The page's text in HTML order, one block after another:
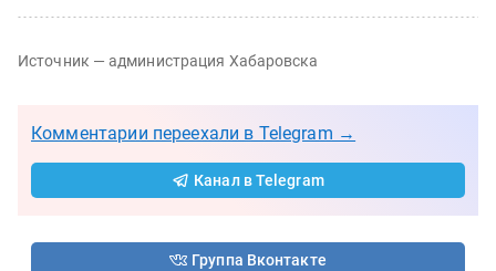
Источник — администрация Хабаровска
Комментарии переехали в Telegram →
Канал в Telegram
Группа Вконтакте